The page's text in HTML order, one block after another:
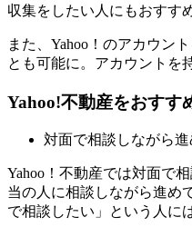
収集をしたい人にもおすす
また、Yahoo！のアカウン
とも可能に。アカウントを
Yahoo!不動産をおすす
対面で相談しながら進
Yahoo！不動産では対面で
当の人に相談しながら進め
で相談したい」という人に